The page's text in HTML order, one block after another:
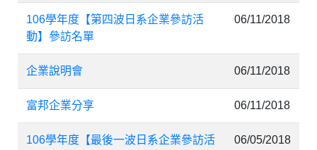
106學年度【第四波日系企業參訪活
動】參訪名單
06/11/2018
企業說明會 06/11/2018
富邦企業分享 06/11/2018
106學年度【最後一波日系企業參訪活
06/05/2018